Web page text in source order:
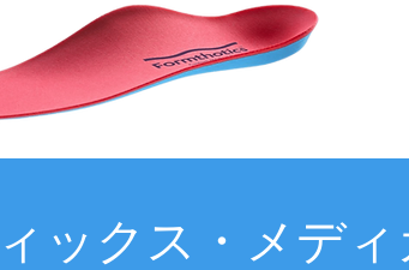
ックス・メデ